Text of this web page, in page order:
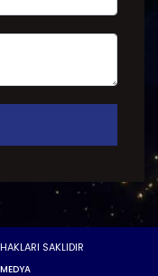
SAKLIDIR